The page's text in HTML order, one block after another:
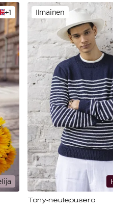
+1 Ilmainen
Tony-neulepusero